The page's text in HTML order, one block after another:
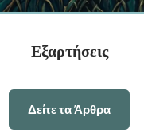
Εξαρτήσεις
Δείτε τα Άρθρα